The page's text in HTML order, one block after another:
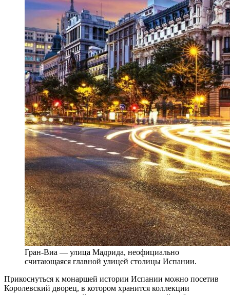
Гран-Виа — улица Мадрида, неофициально
считающаяся главной улицей столицы Испании.
Прикоснуться к монаршей истории Испании можно посетив
Королевский дворец, в котором хранится коллекции